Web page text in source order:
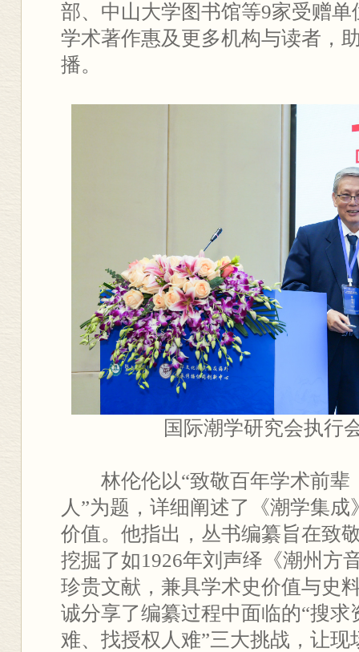
部、中山大学图书馆等9家受赠
学术著作惠及更多机构与读者，
播。
国际潮学研究会执行
林伦伦以“致敬百年学术前辈
人”为题，详细阐述了《潮学集
价值。他指出，丛书编纂旨在致
挖掘了如1926年刘声绎《潮州方
珍贵文献，兼具学术史价值与史
诚分享了编纂过程中面临的“搜求
难、找授权人难”三大挑战，让